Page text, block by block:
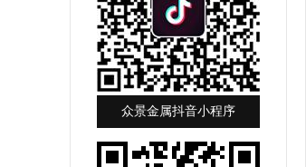
众景金属抖音小程序